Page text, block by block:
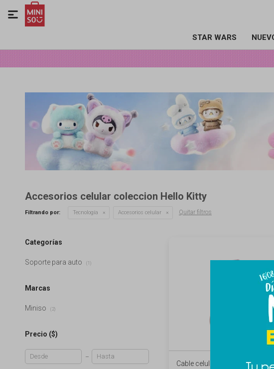
STAR WARS

Accesorios celular coleccion Hello Kitty
Filtrando por: Tecnología Accesorios celular Quitar filtros
Cable celular Sanrio gatito
Categorías
Soporte para auto (1)
Marcas
Miniso (2)
Precio ($)